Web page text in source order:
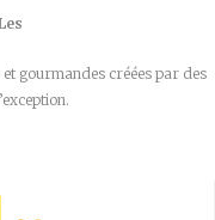
gourmandes créées par des